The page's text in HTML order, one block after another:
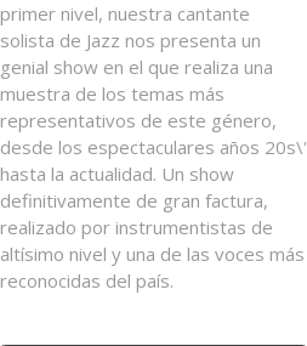
primer nivel, nuestra cantante
solista de Jazz nos presenta un
genial show en el que realiza una
muestra de los temas más
representativos de este género,
desde los espectaculares años 20s\'
hasta la actualidad. Un show
definitivamente de gran factura,
realizado por instrumentistas de
altísimo nivel y una de las voces más
reconocidas del país.